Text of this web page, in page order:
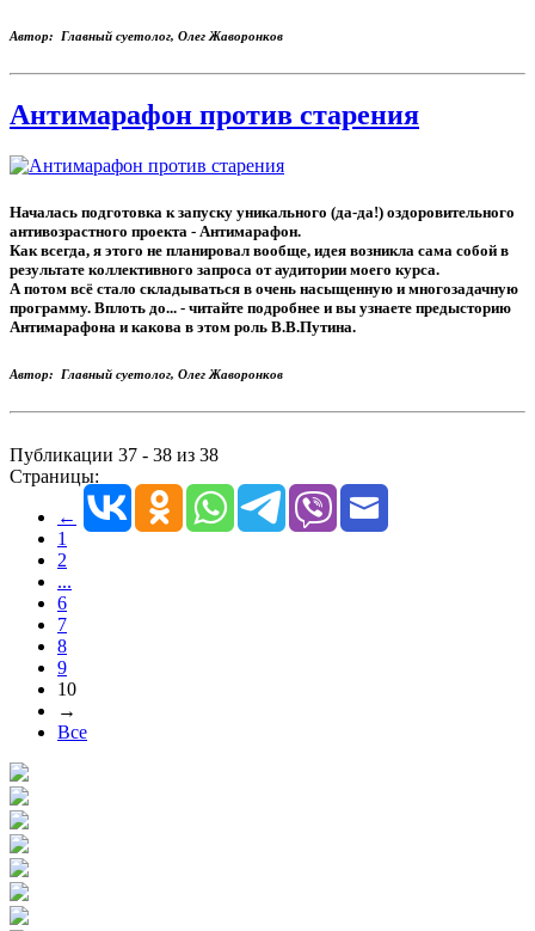
Автор: Главный суетолог, Олег Жаворонков
Антимарафон против старения
Началась подготовка к запуску уникального (да-да!) оздоровительного
антивозрастного проекта - Антимарафон.
Как всегда, я этого не планировал вообще, идея возникла сама собой в
результате коллективного запроса от аудитории моего курса.
А потом всё стало складываться в очень насыщенную и многозадачную
программу. Вплоть до... - читайте подробнее и вы узнаете предысторию
Антимарафона и какова в этом роль В.В.Путина.
Автор: Главный суетолог, Олег Жаворонков
Публикации 37 - 38 из 38
Страницы:
←
1
2
...
6
7
8
9
10
→
Все